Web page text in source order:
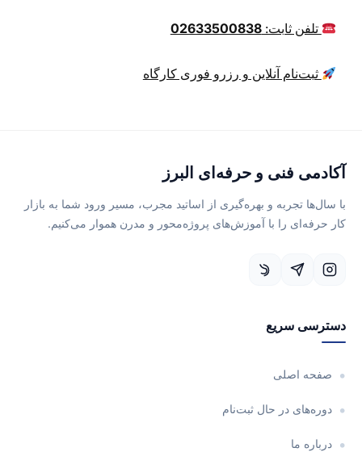
تلفن ثابت:02633500838
ثبت‌نام آنلاین و رزرو فوری کارگاه
آکادمی فنی و حرفه‌ای البرز
با سال‌ها تجربه و بهره‌گیری از اساتید مجرب، مسیر ورود شما به بازار
کار حرفه‌ای را با آموزش‌های پروژه‌محور و مدرن هموار می‌کنیم.
دسترسی سریع
صفحه اصلی
دوره‌های در حال ثبت‌نام
درباره ما